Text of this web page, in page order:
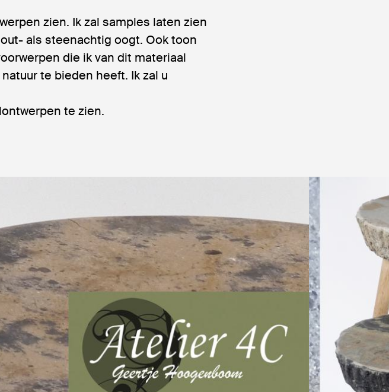
zien. Ik zal samples laten zien
als steenachtig oogt. Ook toon
die ik van dit materiaal
te bieden heeft. Ik zal u
te zien.